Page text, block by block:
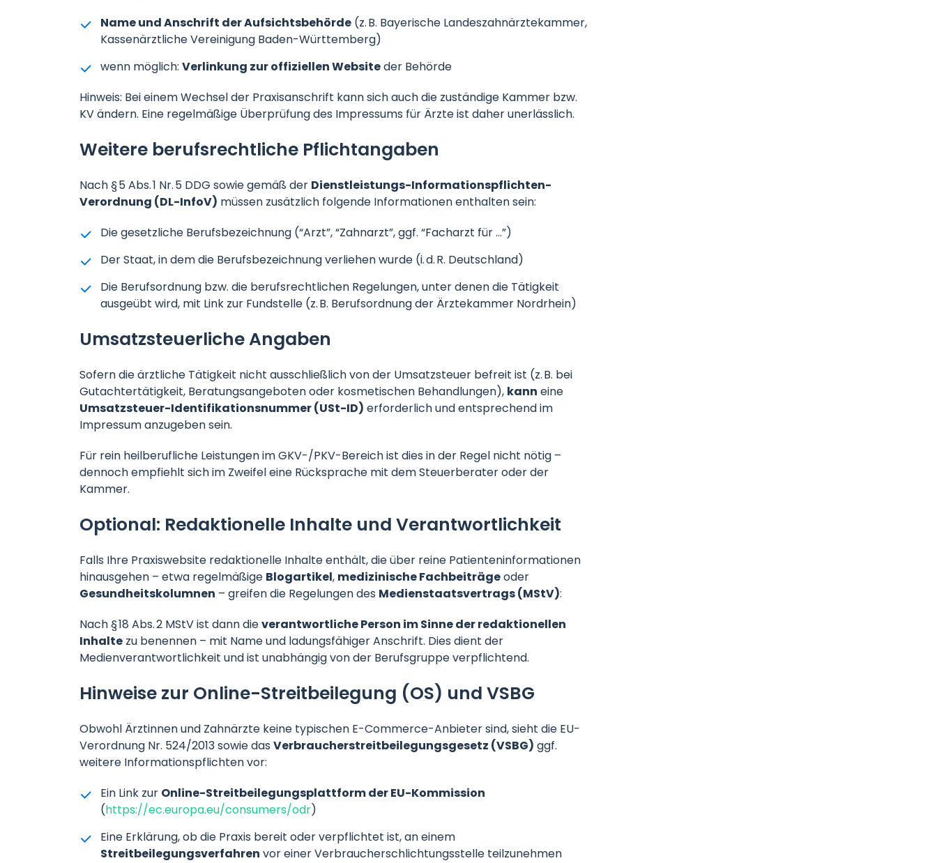
Name und Anschrift der Aufsichtsbehörde (z. B. Bayerische Landeszahnärztekammer,
Kassenärztliche Vereinigung Baden-Württemberg)
wenn möglich: Verlinkung zur offiziellen Websiteder Behörde
Hinweis: Bei einem Wechsel der Praxisanschrift kann sich auch die zuständige Kammer bzw.
KV ändern. Eine regelmäßige Überprüfung des Impressums für Ärzte ist daher unerlässlich.
Weitere berufsrechtliche Pflichtangaben
Nach § 5 Abs. 1 Nr. 5 DDG sowie gemäß der Dienstleistungs-Informationspflichten-
Verordnung (DL-InfoV) müssen zusätzlich folgende Informationen enthalten sein:
Die gesetzliche Berufsbezeichnung (“Arzt”, “Zahnarzt”, ggf. “Facharzt für …”)
Der Staat, in dem die Berufsbezeichnung verliehen wurde (i. d. R. Deutschland)
Die Berufsordnung bzw. die berufsrechtlichen Regelungen, unter denen die Tätigkeit
ausgeübt wird, mit Link zur Fundstelle (z. B. Berufsordnung der Ärztekammer Nordrhein)
Umsatzsteuerliche Angaben
Sofern die ärztliche Tätigkeit nicht ausschließlich von der Umsatzsteuer befreit ist (z. B. bei
Gutachtertätigkeit, Beratungsangeboten oder kosmetischen Behandlungen), kann eine
Umsatzsteuer-Identifikationsnummer (USt-ID) erforderlich und entsprechend im
Impressum anzugeben sein.
Für rein heilberufliche Leistungen im GKV-/PKV-Bereich ist dies in der Regel nicht nötig –
dennoch empfiehlt sich im Zweifel eine Rücksprache mit dem Steuerberater oder der
Kammer.
Optional: Redaktionelle Inhalte und Verantwortlichkeit
Falls Ihre Praxiswebsite redaktionelle Inhalte enthält, die über reine Patienteninformationen
hinausgehen – etwa regelmäßige Blogartikel, medizinische Fachbeiträgeoder
Gesundheitskolumnen – greifen die Regelungen des Medienstaatsvertrags (MStV):
Nach § 18 Abs. 2 MStV ist dann dieverantwortliche Person im Sinne der redaktionellen
Inhalte zu benennen – mit Name und ladungsfähiger Anschrift. Dies dient der
Medienverantwortlichkeit und ist unabhängig von der Berufsgruppe verpflichtend.
Hinweise zur Online-Streitbeilegung (OS) und VSBG
Obwohl Ärztinnen und Zahnärzte keine typischen E-Commerce-Anbieter sind, sieht die EU-
Verordnung Nr. 524/2013 sowie das Verbraucherstreitbeilegungsgesetz (VSBG) ggf.
weitere Informationspflichten vor:
Ein Link zur Online-Streitbeilegungsplattform der EU-Kommission
(https://ec.europa.eu/consumers/odr)
Eine Erklärung, ob die Praxis bereit oder verpflichtet ist, an einem
Streitbeilegungsverfahren vor einer Verbraucherschlichtungsstelle teilzunehmen